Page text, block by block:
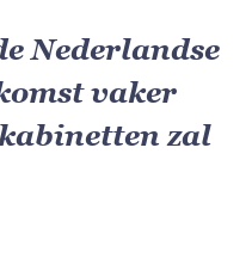
Nederlandse
vaker
zal